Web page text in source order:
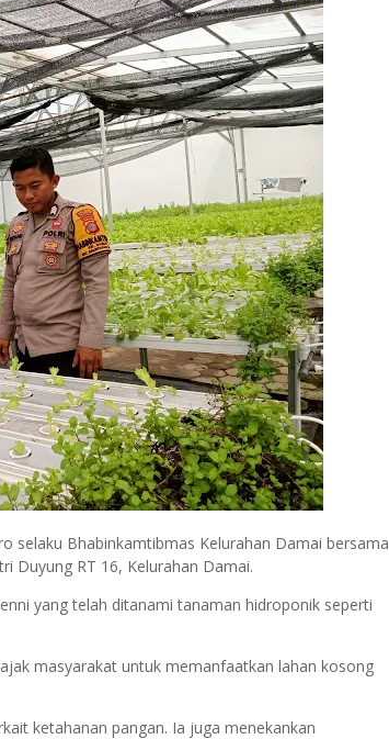
selaku Bhabinkamtibmas Kelurahan Damai bersama
Duyung RT 16, Kelurahan Damai.
yang telah ditanami tanaman hidroponik seperti
masyarakat untuk memanfaatkan lahan kosong
ketahanan pangan. Ia juga menekankan